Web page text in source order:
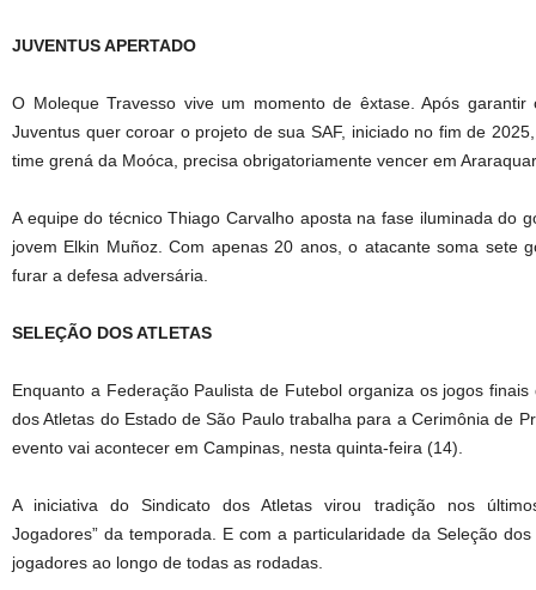
JUVENTUS APERTADO
O Moleque Travesso vive um momento de êxtase. Após
Juventus quer coroar o projeto de sua SAF, iniciado no fim de
time grená da Moóca, precisa obrigatoriamente vencer em
A equipe do técnico Thiago Carvalho aposta na fase iluminada do
jovem Elkin Muñoz. Com apenas 20 anos, o atacante soma sete
furar a defesa adversária.
SELEÇÃO DOS ATLETAS
Enquanto a Federação Paulista de Futebol organiza os jogos
dos Atletas do Estado de São Paulo trabalha para a Cerimônia de
evento vai acontecer em Campinas, nesta quinta-feira (14).
A iniciativa do Sindicato dos Atletas virou tradição nos
Jogadores” da temporada. E com a particularidade da Seleção
jogadores ao longo de todas as rodadas.